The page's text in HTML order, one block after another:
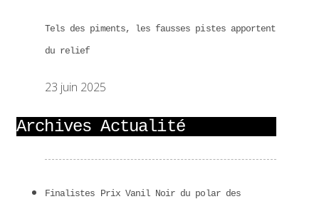
Tels des piments, les fausses pistes apportent
du relief
23 juin 2025
Archives Actualité
Finalistes Prix Vanil Noir du polar des